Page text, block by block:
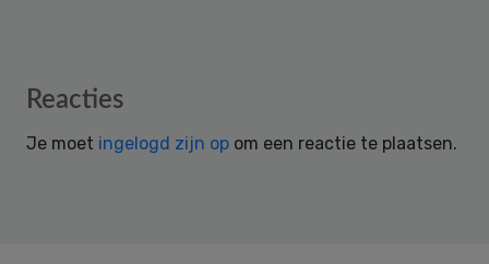
Reader
Reacties
Je moet ingelogd zijn op om een reactie te plaatsen.